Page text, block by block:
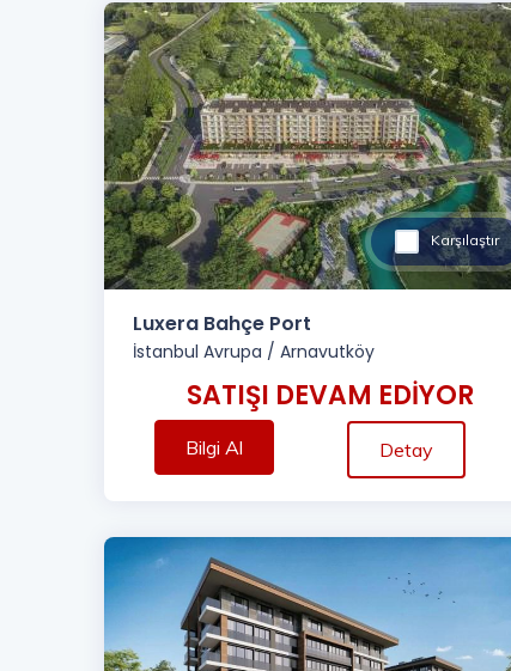
Karşılaştır
Luxera Bahçe Port
İstanbul Avrupa / Arnavutköy
SATIŞI DEVAM EDİYOR
Bilgi Al Detay